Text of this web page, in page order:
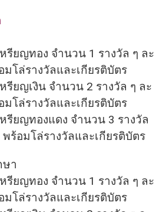
รียญทอง จำนวน 1 รางวัล ๆ ละ
มโล่รางวัลและเกียรติบัตร
รียญเงิน จำนวน 2 รางวัล ๆ ละ
มโล่รางวัลและเกียรติบัตร
รียญทองแดง จำนวน 3 รางวัล
ร้อมโล่รางวัลและเกียรติบัตร
า
รียญทอง จำนวน 1 รางวัล ๆ ละ
มโล่รางวัลและเกียรติบัตร